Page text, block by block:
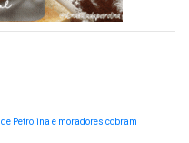
Petrolina e moradores cobram